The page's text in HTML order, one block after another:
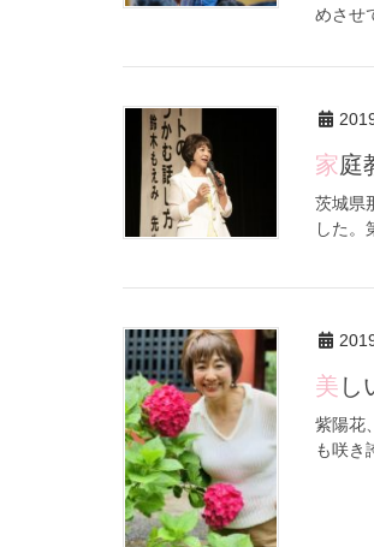
めさせ
家
茨城県
した。
美
紫陽花
も咲き